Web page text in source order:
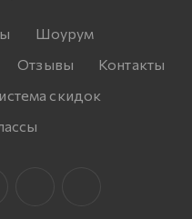
Шоурум
Отзывы
Контакты
скидок